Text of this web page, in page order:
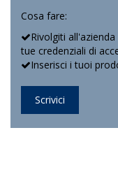
Cosa fare:
Rivolgiti
tue credenziali di
Inserisci i tuoi
Scrivici